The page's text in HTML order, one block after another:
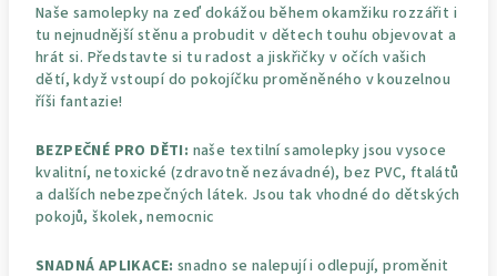
Naše samolepky na zeď dokážou během okamžiku rozzářit i
tu nejnudnější stěnu a probudit v dětech touhu objevovat a
hrát si. Představte si tu radost a jiskřičky v očích vašich
dětí, když vstoupí do pokojíčku proměněného v kouzelnou
říši fantazie!
BEZPEČNÉ PRO DĚTI: naše textilní samolepky jsou vysoce
kvalitní, netoxické (zdravotně nezávadné), bez PVC, ftalátů
a dalších nebezpečných látek. Jsou tak vhodné do dětských
pokojů, školek, nemocnic
SNADNÁ APLIKACE: snadno se nalepují i odlepují, proměnit